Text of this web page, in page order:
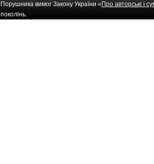
Порушника вимог Закону України « Про авторські і
поколінь.